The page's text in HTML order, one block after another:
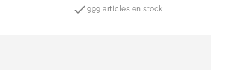
999 articles en stock